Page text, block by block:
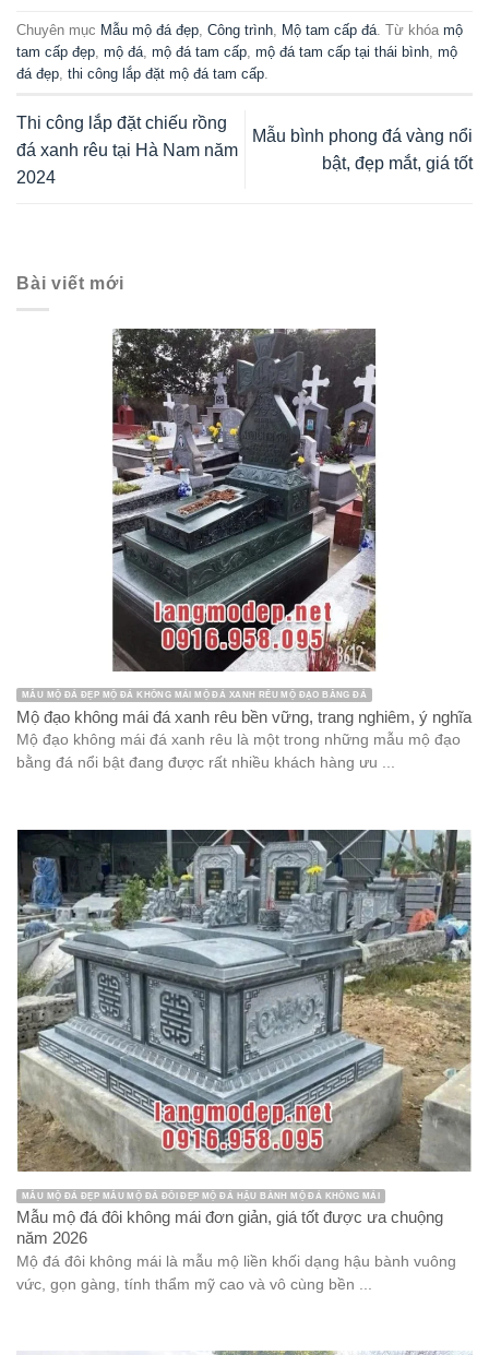
Chuyên mục Mẫu mộ đá đẹp Công trình Mộ tam cấp đá . Từ khóa mộ
tam cấp đẹp mộ đá mộ đá tam cấp mộ đá tam cấp tại thái bình mộ
đá đẹp thi công lắp đặt mộ đá tam cấp
Thi công lắp đặt chiếu rồng
đá xanh rêu tại Hà Nam năm
2024
Mẫu bình phong đá vàng nổi
bật, đẹp mắt, giá tốt
Bài viết mới
MẪU MỘ ĐÁ ĐẸP MỘ ĐÁ KHÔNG MÁI MỘ ĐÁ XANH RÊU MỘ ĐẠO BẰNG ĐÁ
Mộ đạo không mái đá xanh rêu bền vững, trang nghiêm, ý nghĩa
Mộ đạo không mái đá xanh rêu là một trong những mẫu mộ đạo
bằng đá nổi bật đang được rất nhiều khách hàng ưu ...
MẪU MỘ ĐÁ ĐẸP MẪU MỘ ĐÁ ĐÔI ĐẸP MỘ ĐÁ HẬU BÀNH MỘ ĐÁ KHÔNG MÁI
Mẫu mộ đá đôi không mái đơn giản, giá tốt được ưa chuộng
năm 2026
Mộ đá đôi không mái là mẫu mộ liền khối dạng hậu bành vuông
vức, gọn gàng, tính thẩm mỹ cao và vô cùng bền ...